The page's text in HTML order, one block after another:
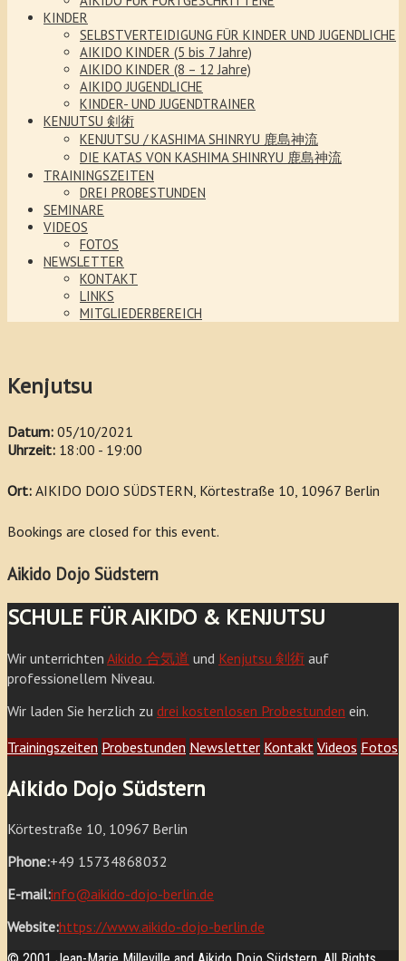
KINDER
SELBSTVERTEIDIGUNG FÜR KINDER UND JUGENDLICHE
AIKIDO KINDER (5 bis 7 Jahre)
AIKIDO KINDER (8 – 12 Jahre)
AIKIDO JUGENDLICHE
KINDER- UND JUGENDTRAINER
KENJUTSU 剣術
KENJUTSU / KASHIMA SHINRYU 鹿島神流
DIE KATAS VON KASHIMA SHINRYU 鹿島神流
TRAININGSZEITEN
DREI PROBESTUNDEN
SEMINARE
VIDEOS
FOTOS
NEWSLETTER
KONTAKT
LINKS
MITGLIEDERBEREICH
Kenjutsu
Datum: 05/10/2021
Uhrzeit: 18:00 - 19:00
Ort: AIKIDO DOJO SÜDSTERN, Körtestraße 10, 10967 Berlin
Bookings are closed for this event.
Aikido Dojo Südstern
SCHULE FÜR AIKIDO & KENJUTSU
Wir unterrichten Aikido 合気道 und Kenjutsu 剣術 auf
professionellem Niveau.
Wir laden Sie herzlich zu drei kostenlosen Probestunden ein.
Trainingszeiten Probestunden Newsletter Kontakt Videos Fotos
Aikido Dojo Südstern
Körtestraße 10, 10967 Berlin
Phone:+49 15734868032
E-mail:info@aikido-dojo-berlin.de
Website:https://www.aikido-dojo-berlin.de